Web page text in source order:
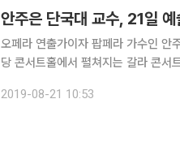
안주은 단국대 교수, 21일
오페라 연출가이자 팝페라 가수인 안
당 콘서트홀에서 펼쳐지는 갈라 콘서트에서 연출과 해
해의 신작으로 선정된 창작 오페라 ‘검
2019-08-21 10:53